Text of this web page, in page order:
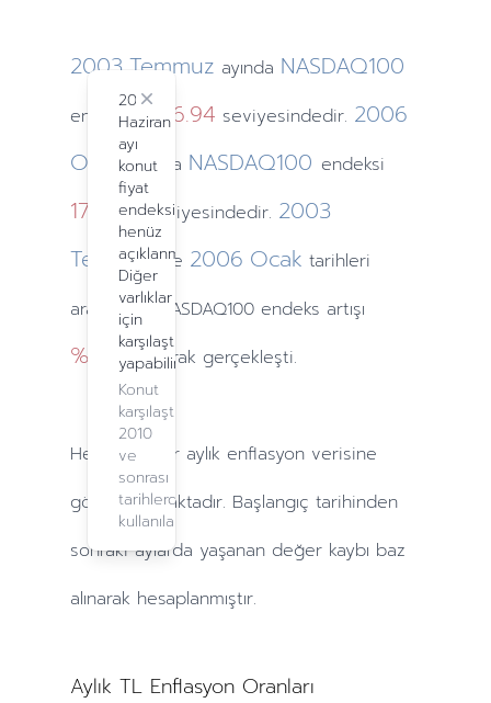
2024
Haziran
ayı
konut
fiyat
endeksi
henüz
açıklanmadı.
Diğer
varlıklar
için
karşılaştırma
yapabilirsiniz.
Konut
karşılaştırma,
2010
ve
sonrası
tarihlerde
kullanılabilir.
Close
2003 Temmuz ayında NASDAQ100
endeksi1276.94 seviyesindedir. 2006
Ocak ayında NASDAQ100 endeksi
1710.75seviyesindedir. 2003
Temmuz ve 2006 Ocak tarihleri
arasındaki NASDAQ100 endeks artışı
%27.27olarak gerçekleşti.
Hesaplamalar aylık enflasyon verisine
göre yapılmaktadır. Başlangıç tarihinden
sonraki aylarda yaşanan değer kaybı baz
alınarak hesaplanmıştır.
Aylık TL Enflasyon Oranları